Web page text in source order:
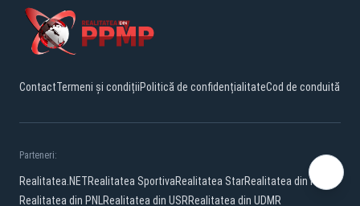
ContactTermeni și condițiiPolitică de confidențialitateCod de conduită
Parteneri:
Realitatea.NETRealitatea SportivaRealitatea StarRealitatea din PSD
Realitatea din PNLRealitatea din USRRealitatea din UDMR